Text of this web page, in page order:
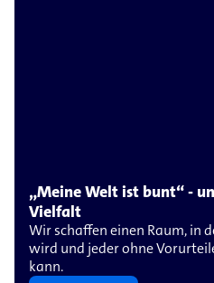
„Meine Welt ist bunt“ -
Vielfalt
Wir schaffen einen Raum, in
wird und jeder ohne
kann.